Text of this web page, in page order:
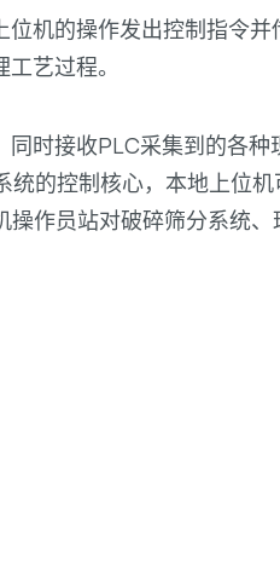
机的操作发出控制指令并
艺过程。
时接收PLC采集到的各种
的控制核心，本地上位
作员站对破碎筛分系统